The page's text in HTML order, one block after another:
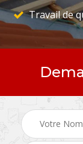
Travail de